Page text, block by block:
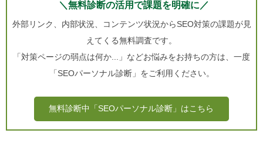
＼無料診断の活用で課題を明確に／
外部リンク、内部状況、コンテンツ状況からSEO対策の課題が見
えてくる無料調査です。
「対策ページの弱点は何か...」などお悩みをお持ちの方は、一度
「SEOパーソナル診断」をご利用ください。
無料診断中「SEOパーソナル診断」はこちら